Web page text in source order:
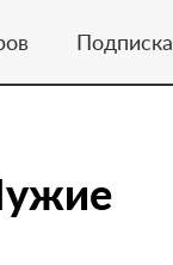
Подписка